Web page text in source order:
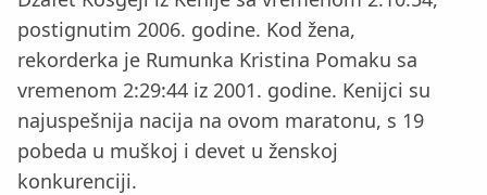
postignutim 2006. godine. Kod žena,
rekorderka je Rumunka Kristina Pomaku sa
vremenom 2:29:44 iz 2001. godine. Kenijci su
najuspešnija nacija na ovom maratonu, s 19
pobeda u muškoj i devet u ženskoj
konkurenciji.